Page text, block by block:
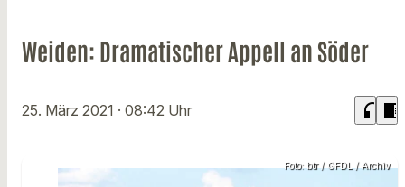
Weiden: Dramatischer Appell an Söder
25. März 2021 · 08:42 Uhr headphones chrome_reader_mode
Foto: btr / GFDL / Archiv